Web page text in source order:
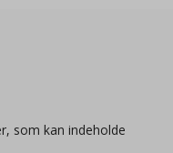
som kan indeholde